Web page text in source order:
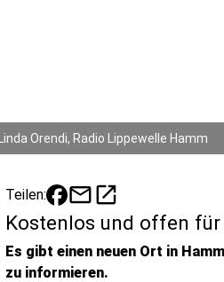
Linda Orendi, Radio Lippewelle Hamm
Teilen: mailopen_in_new
Kostenlos und offen für
Es gibt einen neuen Ort in
zu informieren.